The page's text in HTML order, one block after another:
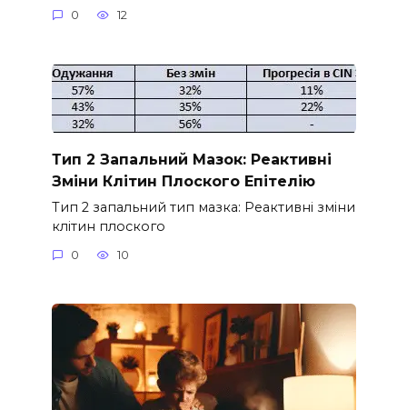
0 12
Тип 2 Запальний Мазок: Реактивні
Зміни Клітин Плоского Епітелію
Тип 2 запальний тип мазка: Реактивні зміни
клітин плоского
0 10